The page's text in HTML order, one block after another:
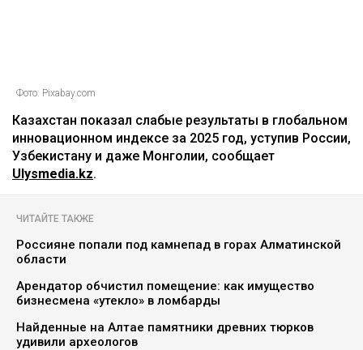
Фото: Pixabay.com
Казахстан показал слабые результаты в глобальном
инновационном индексе за 2025 год, уступив России,
Узбекистану и даже Монголии, сообщает
Ulysmedia.kz.
ЧИТАЙТЕ ТАКЖЕ
Россияне попали под камнепад в горах Алматинской
области
Арендатор обчистил помещение: как имущество
бизнесмена «утекло» в ломбарды
Найденные на Алтае памятники древних тюрков
удивили археологов